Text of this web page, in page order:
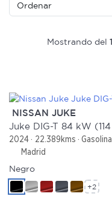
Mostrando del
NISSAN JUKE
Juke DIG-T 84 kW
2024 22.389kms Gasolina
Madrid
Negro
+2